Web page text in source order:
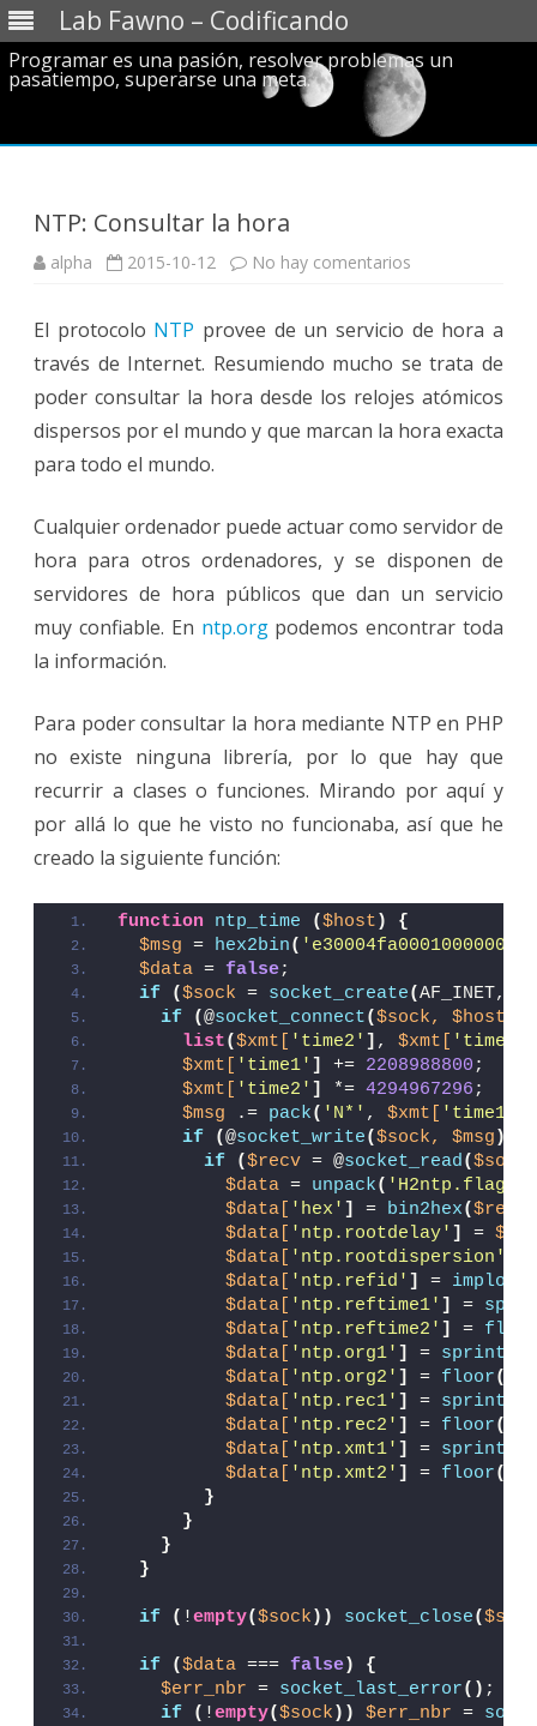
Lab Fawno – Codificando
Programar es una pasión, resolver problemas un
pasatiempo, superarse una meta.
NTP: Consultar la hora
alpha 2015-10-12 No hay comentarios
hora
El protocolo NTP provee de un servicio de hora a
través de Internet. Resumiendo mucho se trata de
poder consultar la hora desde los relojes atómicos
dispersos por el mundo y que marcan la hora exacta
para todo el mundo.
Cualquier ordenador puede actuar como servidor de
hora para otros ordenadores, y se disponen de
servidores de hora públicos que dan un servicio
muy confiable. En ntp.orgpodemos encontrar toda
la información.
Para poder consultar la hora mediante NTP en PHP
no existe ninguna librería, por lo que hay que
recurrir a clases o funciones. Mirando por aquí y
por allá lo que he visto no funcionaba, así que he
creado la siguiente función:
function ntp_time ($host )
{
$msg = hex2bin(
$data = false;
if
($sock = socket_create(AF_INET,
if
(@socket_connect($sock, $host,
list($xmt[ 'time2' ] , $xmt[ 'time1'
$xmt[
'time1' ] += 2208988800 ;
$xmt[
'time2' ] *= 4294967296 ;
$msg .= pack( 'N*' , $xmt[ 'time1'
if
(@socket_write($sock, $msg ))
if
($recv = @socket_read($sock,
$data = unpack( 'H2ntp.flags/
$data[
'hex' ] = bin2hex($recv
$data[
'ntp.rootdelay' ] =
$data[
'ntp.rootdispersion'
$data[
'ntp.refid' ] = implode
$data[
'ntp.reftime1' ] =
$data[
'ntp.reftime2' ] = floor
$data[
'ntp.org1' ] = sprintf
$data[
'ntp.org2' ] = floor(
$data[
'ntp.rec1' ] = sprintf
$data[
'ntp.rec2' ] = floor(
$data[
'ntp.xmt1' ] = sprintf
$data[
'ntp.xmt2' ] = floor(
}
}
}
}
if ( !empty($sock )) socket_close($sock
if ($data === false)
{
$err_nbr = socket_last_error() ;
if
( !empty($sock )) $err_nbr =